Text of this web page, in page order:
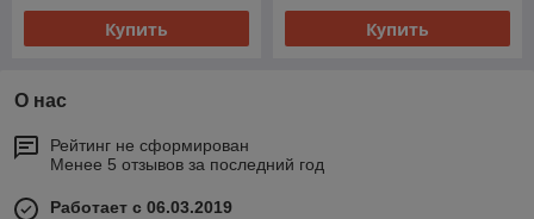
Купить Купить
О нас
Рейтинг не сформирован
Менее 5 отзывов за последний год
Работает с 06.03.2019